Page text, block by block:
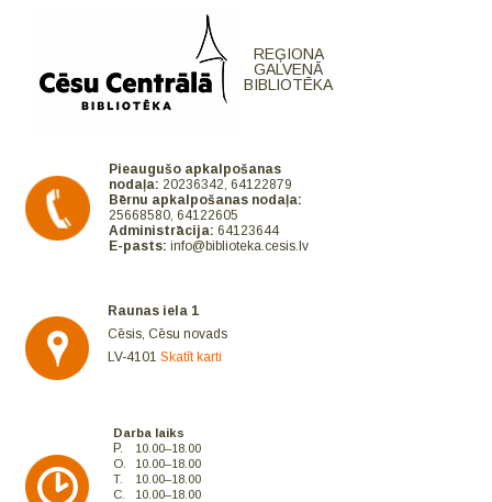
REĢIONA
GALVENĀ
BIBLIOTĒKA
Pieaugušo apkalpošanas
nodaļa: 20236342, 64122879
Bērnu apkalpošanas nodaļa:
25668580, 64122605
Administrācija: 64123644
E-pasts: info@biblioteka.cesis.lv
Raunas iela 1
Cēsis, Cēsu novads
LV-4101Skatīt karti
Darba laiks
P.
10.00–18.00
O.
10.00–18.00
T.
10.00–18.00
C.
10.00–18.00